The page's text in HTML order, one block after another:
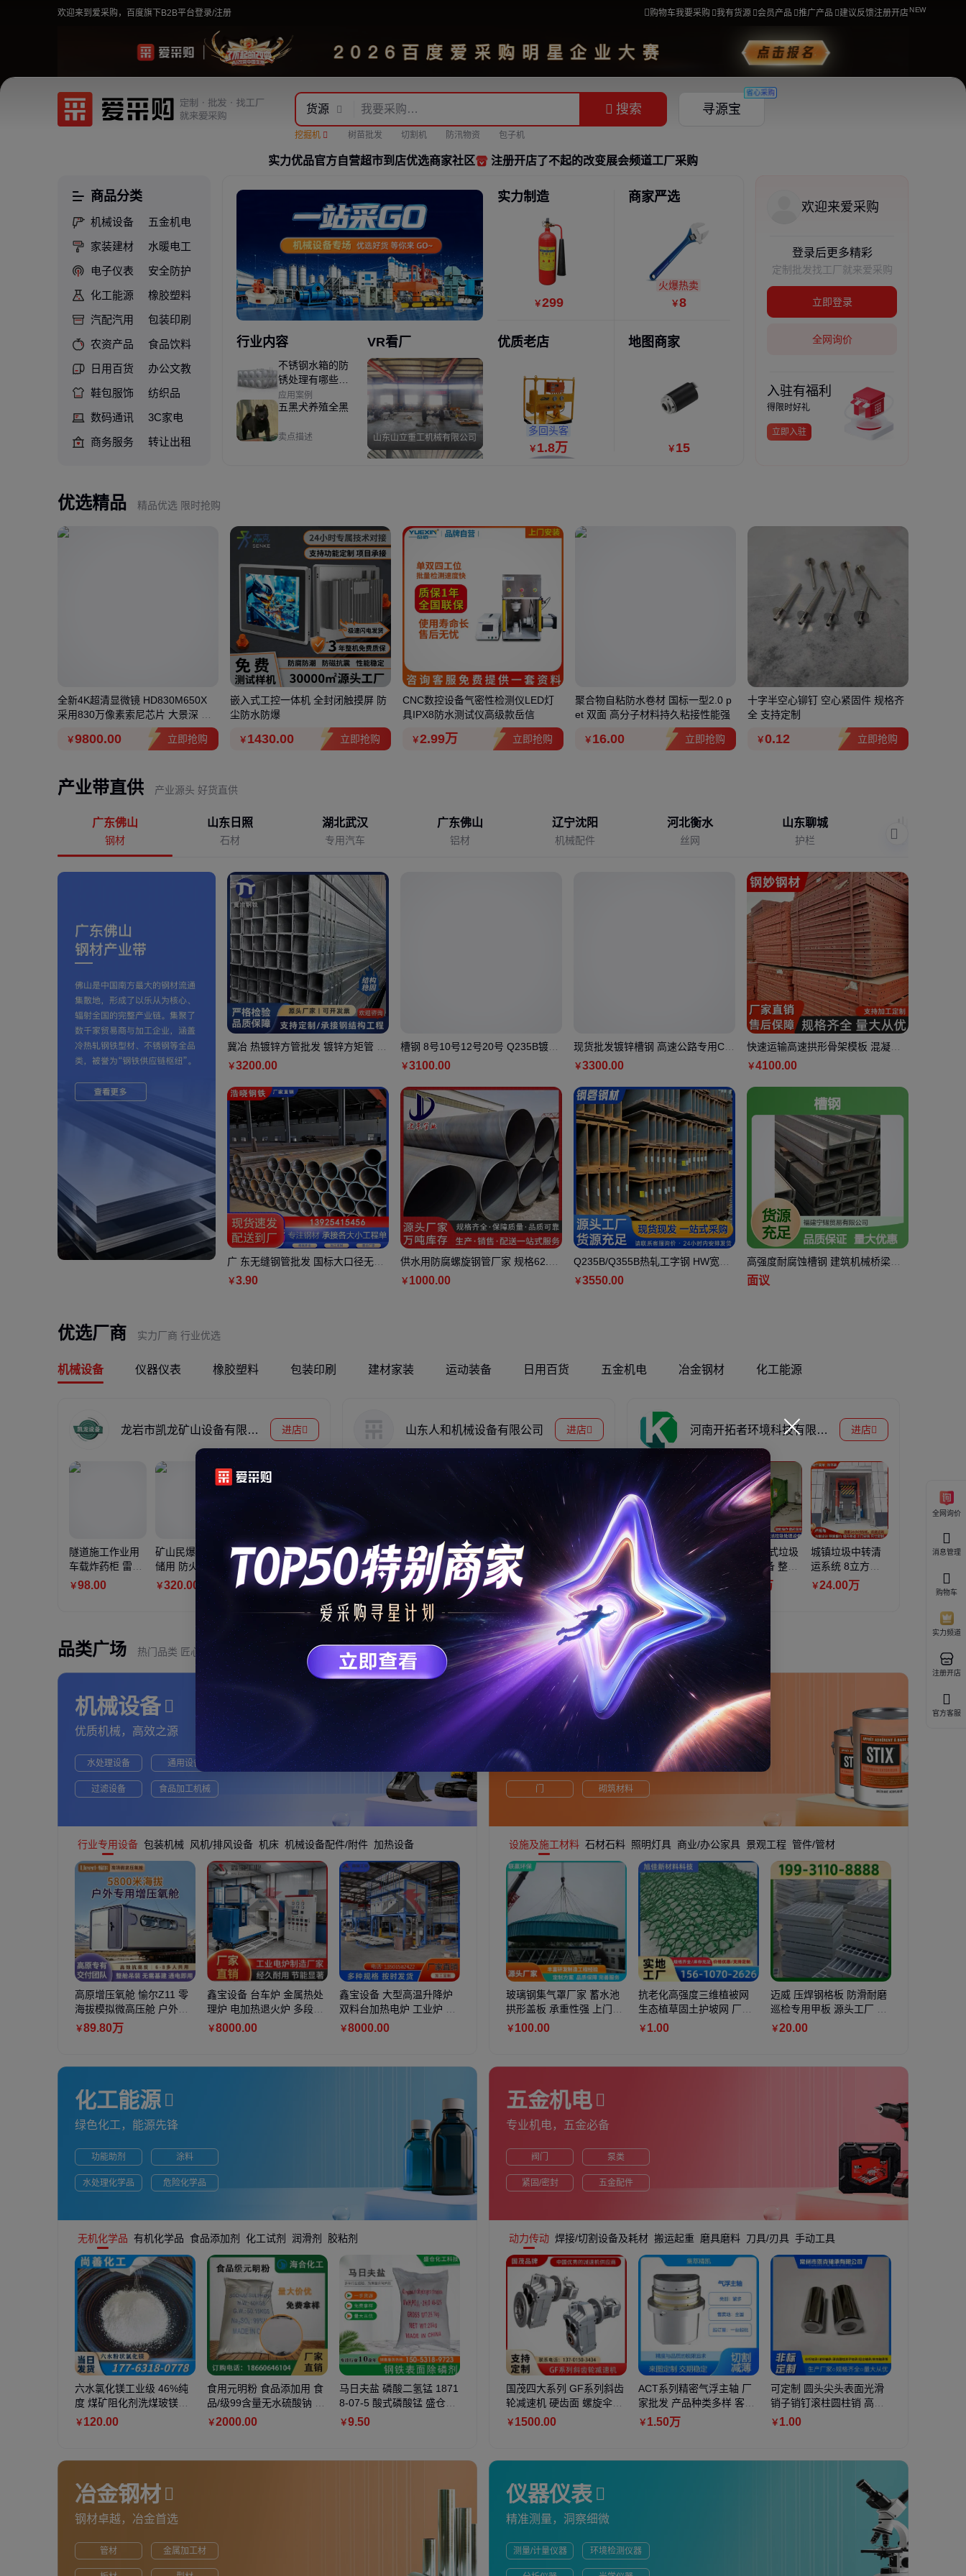
欢迎来到爱采购，百度旗下B2B平台登录/注册 购物车我要采购 我有货源 会员产品 推广产品 建议反馈注册开店
搜索 寻源宝
省心采购
货源
挖掘机 树苗批发 切割机 防汛物资 包子机
实力优品官方自营超市到店优选商家社区 注册开店了不起的改变展会频道工厂采购
商品分类
机械设备
五金机电
家装建材
水暖电工
电子仪表
安全防护
化工能源
橡胶塑料
汽配汽用
包装印刷
农资产品
食品饮料
日用百货
办公文教
鞋包服饰
纺织品
数码通讯
3C家电
商务服务
转让出租
实力制造
￥299
￥89
商家严选
火爆热卖
￥8
多人复购
￥299
行业内容
不锈钢水箱的防
锈处理有哪些步
骤
应用案例
五黑犬养殖全黑
卖点描述
VR看厂
山东山立重工机械有限公司
莲池区启达模具经营部
优质老店
多回头客
￥ 1.8万
实力商家
地图商家
￥ 15
欢迎来爱采购
登录后更多精彩
定制批发找工厂就来爱采购
立即登录
全网询价
入驻有福利
得限时好礼
立即入驻
优选精品 精品优选 限时抢购
全新4K超清显微镜 HD830M650X
采用830万像素索尼芯片 大景深 可
￥9800.00 立即抢购
嵌入式工控一体机 全封闭触摸屏 防
尘防水防爆
￥ 1430.00 立即抢购
CNC数控设备气密性检测仪LED灯
具IPX8防水测试仪高级款岳信
￥2.99万 立即抢购
聚合物自粘防水卷材 国标一型2.0 p
et 双面 高分子材料持久粘接性能强
￥ 16.00 立即抢购
十字半空心铆钉 空心紧固件 规格齐
全 支持定制
￥0.12 立即抢购
产业带直供 产业源头 好货直供
广东佛山
钢材
山东日照
石材
湖北武汉
专用汽车
广东佛山
铝材
辽宁沈阳
机械配件
河北衡水
丝网
山东聊城
护栏
冀冶 热镀锌方管批发 镀锌方矩管 道
路护栏用 大量现货 厂家直供
￥3200.00
槽钢 8号10号12号20号 Q235B镀锌
U型槽 潮铁汇钢材 规格尺寸全
￥3100.00
现货批发镀锌槽钢 高速公路专用C型
钢 10#20# 一站式采购
￥3300.00
快速运输高速拱形骨架模板 混凝土
砌块钢模板施工必备 抗压强
￥4100.00
广 东无缝钢管批发 国标大口径无缝
管零售 耐腐蚀耐磨损
￥3.90
供水用防腐螺旋钢管厂家 规格62.5*
125 石油天然气用 可按需定制
￥ 1000.00
Q235B/Q355B热轧工字钢 HW宽翼
缘H型钢 100x100 400x400 可定尺
￥3550.00
高强度耐腐蚀槽钢 建筑机械桥梁专
用钢材 工业用碳素结构钢
面议
钢结构厂房用H钢工字钢 400*200*8*
13 大型建筑主梁支撑结构钢材
￥ 13 .00
SGHC/DX53D钝化镀锌卷1.5-2.0*10
00C 180g深冲汽车板环保电解钢材
￥
优选厂商 实力厂商 行业优选
机械设备 仪器仪表 橡胶塑料 包装印刷 建材家装 运动装备 日用百货 五金机电 冶金钢材 化工能源
龙岩市凯龙矿山设备有限公司 进店
隧道施工作业用
车载炸药柜 雷管
箱 人影炮弹库柜
￥98.00
矿山民爆物品存
储用 防火防爆 移
动式雷管箱 手提
炸药箱 危险品存
￥320.00
矿宝牌矿用气体
间隔器 爆破节能
器 耐高温 防爆防
静电
￥15.00
山东人和机械设备有限公司 进店
全自动油桶切割
机 立式化工铁桶
拆盖机 液压废桶
开平机厂
￥1025.00
电动管子坡口机
外卡式管道削口
机 ISC-63型 麦太
保电机平口机
￥1800.00
2JPB-7.5千瓦耙
矿绞车 井下作业
电扒子 隔爆型电
耙子铸钢斗厂
￥525.00
河南开拓者环境科技有限公司 进店
地埋式水平压缩
垃圾中转站设备
市区县城用封闭
式垃圾压缩站
￥12.56万
22m³水平式垃圾
压缩机设备 整体
移动式垃圾压缩
箱 小区改造
￥ .17 万
城镇垃圾中转清
运系统 8立方三
缸四柱垂直式垃
￥24.00万
爆破母
铜芯放
1*7/
.42
品类广场 热门品类 匠心质造
机械设备
优质机械，高效之源
水处理设备 通用设备
过滤设备 食品加工机械
行业专用设备 包装机械 风机/排风设备 机床 机械设备配件/附件 加热设备
高原增压氧舱 愉尔Z11 零
海拔模拟微高压舱 户外可
移动多人方舱
￥89.80万
鑫宝设备 台车炉 金属热处
理炉 电加热退火炉 多段程
序控制
￥8000.00
鑫宝设备 大型高温升降炉
双料台加热电炉 工业炉 全
自动进出产品
￥8000.00
熔盛旱地淘金溜槽 振动筛
沙金设备 制造经验足 可定
.00万
恒润 不锈钢杀菌盘 耐高温
杀菌盘子 HR-1 耐酸碱灭菌
.00
巴氏灭菌酸奶机 不锈钢内
胆 大容量 奶茶店专用
万
德国莱宝真空泵油双
级泵专用油LVO100
建材家装
家装优选，建材精品
功能材料 建筑建材
门 砌筑材料
设施及施工材料 石材石料 照明灯具 商业/办公家具 景观工程 管件/管材
玻璃钢集气罩厂家 蓄水池
拱形盖板 承重性强 上门安
装
￥ 100.00
抗老化高强度三维植被网
生态植草固土护坡网 厂家
直供定制加工
￥ 1.00
迈威 压焊钢格板 防滑耐磨
巡检专用甲板 源头工厂 结
构稳固
￥20.00
化工能源
绿色化工，能源先锋
功能助剂 涂料
水处理化学品 危险化学品
无机化学品 有机化学品 食品添加剂 化工试剂 润滑剂 胶粘剂
六水氯化镁工业级 46%纯
度 煤矿阻化剂洗煤玻镁板
菱镁制品用
￥ 120.00
食用元明粉 食品添加用 食
品/级99含量无水硫酸钠 海
合化工
￥2000.00
马日夫盐 磷酸二氢锰 1871
8-07-5 酸式磷酸锰 盛仓化
工
￥9.50
厦丽化工 煤矿用复合型阻
化剂 白色粉状高分子剂
.00
复合无机脱色剂 冶金废水
高效去色环保处理药剂
.00
氧化镁 国标工业级 轻质 重
质 阻燃填充陶瓷用 白色粉
末纯度高.00
吸收率高 硫酸亚铁
全 除磷效果好 森朗
五金机电
专业机电，五金必备
阀门 泵类
紧固/密封 五金配件
动力传动 焊接/切割设备及耗材 搬运起重 磨具磨料 刀具/刃具 手动工具
国茂四大系列 GF系列斜齿
轮减速机 硬齿面 螺旋伞锥
实体企业 品牌商标
￥ 1500.00
ACT系列精密气浮主轴 厂
家批发 产品种类多样 客户
口碑良好 诚信经营
￥ 1.50万
可定制 圆头尖头表面光滑
销子销钉滚柱圆柱销 高精
度滚针滚子
￥ 1.00
冶金钢材
钢材卓越，冶金首选
管材 金属加工材
仪器仪表
精准测量，洞察细微
测量/计量仪器 环境检测仪器
全网询价
消息管理
购物车
实力频道
注册开店
官方客服